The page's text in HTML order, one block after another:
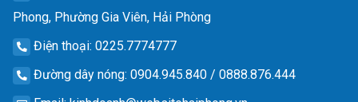
Phong, Phường Gia Viên, Hải Phòng
Điện thoại: 0225.7774777
Đường dây nóng: 0904.945.840 / 0888.876.444